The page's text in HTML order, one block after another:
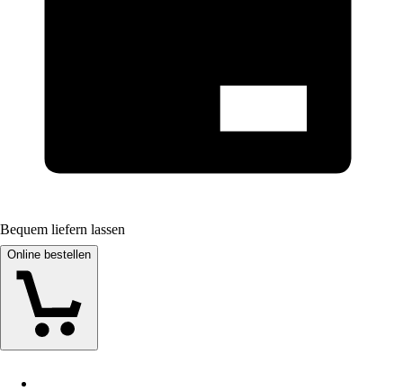
Bequem liefern lassen
Online bestellen